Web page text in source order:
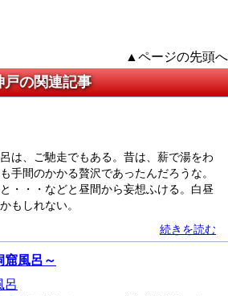
▲ページの先頭へ
戸の関連記事
は、ご馳走でもある。昔は、薪で湯をわ
手間のかかる贅沢であったんだろうな。
・・・などと昼間から妄想ふける。白昼
もしれない。
続きを読む
窟風呂～
呂